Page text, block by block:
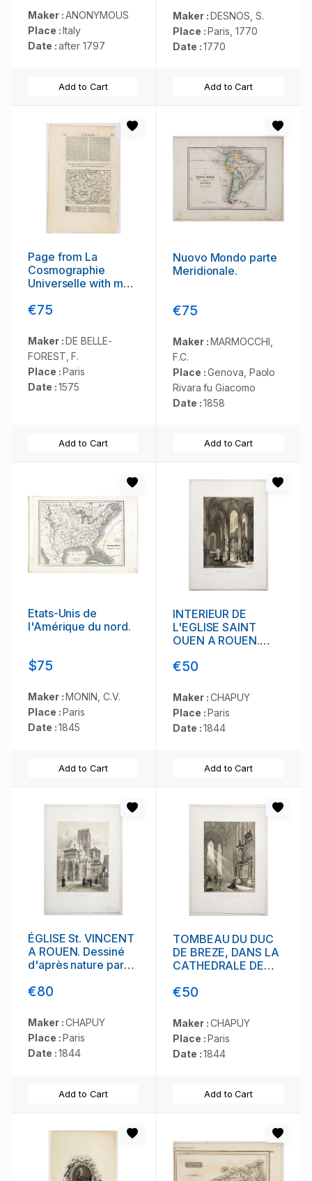
Maker :ANONYMOUS
Place :Italy
Date :after 1797
Add to Cart
Maker :DESNOS, S.
Place :Paris, 1770
Date :1770
Add to Cart
Page from La
Cosmographie
Universelle with map
160)
€75
Maker :DE BELLE-
FOREST, F.
Place :Paris
Date :1575
Add to Cart
Nuovo Mondo parte
Meridionale.
€75
Maker :MARMOCCHI,
F.C.
Place :Genova, Paolo
Rivara fu Giacomo
Date :1858
Add to Cart
Etats-Unis de
l'Amérique du nord.
$75
Maker :MONIN, C.V.
Place :Paris
Date :1845
Add to Cart
INTERIEUR DE
L'EGLISE SAINT
OUEN A ROUEN.
nature par Chapuy.
par Bayot.
€50
Maker :CHAPUY
Place :Paris
Date :1844
Add to Cart
ÉGLISE St. VINCENT
A ROUEN. Dessiné
d'après nature par
Monthelier. Fig. par
€80
Maker :CHAPUY
Place :Paris
Date :1844
Add to Cart
TOMBEAU DU DUC
DE BREZE, DANS LA
CATHEDRALE DE
d'après nature par
Monthelier. Fig. par
Bayot.
€50
Maker :CHAPUY
Place :Paris
Date :1844
Add to Cart